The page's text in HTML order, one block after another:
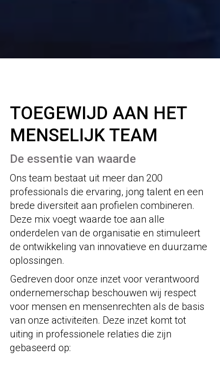
TOEGEWIJD AAN HET
MENSELIJK TEAM
De essentie van waarde
Ons team bestaat uit meer dan 200
professionals die ervaring, jong talent en een
brede diversiteit aan profielen combineren.
Deze mix voegt waarde toe aan alle
onderdelen van de organisatie en stimuleert
de ontwikkeling van innovatieve en duurzame
oplossingen.
Gedreven door onze inzet voor verantwoord
ondernemerschap beschouwen wij respect
voor mensen en mensenrechten als de basis
van onze activiteiten. Deze inzet komt tot
uiting in professionele relaties die zijn
gebaseerd op: